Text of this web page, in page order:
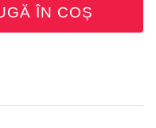
ÎN COȘ